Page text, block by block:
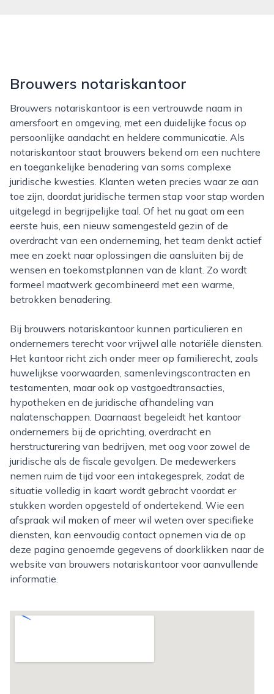
Brouwers notariskantoor
Brouwers notariskantoor is een vertrouwde naam in
amersfoort en omgeving, met een duidelijke focus op
persoonlijke aandacht en heldere communicatie. Als
notariskantoor staat brouwers bekend om een nuchtere
en toegankelijke benadering van soms complexe
juridische kwesties. Klanten weten precies waar ze aan
toe zijn, doordat juridische termen stap voor stap worden
uitgelegd in begrijpelijke taal. Of het nu gaat om een
eerste huis, een nieuw samengesteld gezin of de
overdracht van een onderneming, het team denkt actief
mee en zoekt naar oplossingen die aansluiten bij de
wensen en toekomstplannen van de klant. Zo wordt
formeel maatwerk gecombineerd met een warme,
betrokken benadering.
Bij brouwers notariskantoor kunnen particulieren en
ondernemers terecht voor vrijwel alle notariële diensten.
Het kantoor richt zich onder meer op familierecht, zoals
huwelijkse voorwaarden, samenlevingscontracten en
testamenten, maar ook op vastgoedtransacties,
hypotheken en de juridische afhandeling van
nalatenschappen. Daarnaast begeleidt het kantoor
ondernemers bij de oprichting, overdracht en
herstructurering van bedrijven, met oog voor zowel de
juridische als de fiscale gevolgen. De medewerkers
nemen ruim de tijd voor een intakegesprek, zodat de
situatie volledig in kaart wordt gebracht voordat er
stukken worden opgesteld of ondertekend. Wie een
afspraak wil maken of meer wil weten over specifieke
diensten, kan eenvoudig contact opnemen via de op
deze pagina genoemde gegevens of doorklikken naar de
website van brouwers notariskantoor voor aanvullende
informatie.